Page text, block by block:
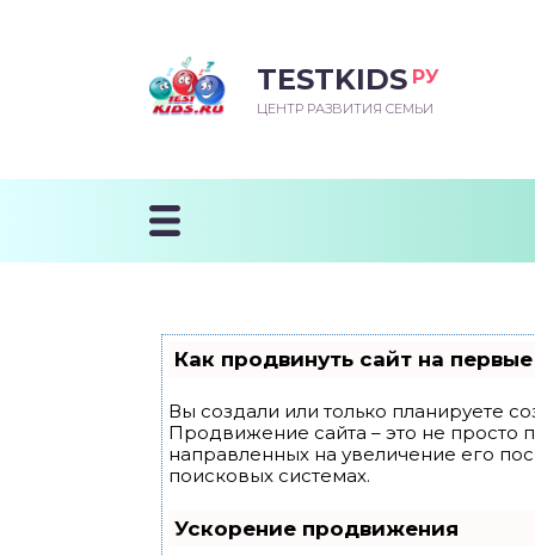
TESTKIDS РУ
ЦЕНТР РАЗВИТИЯ СЕМЬИ
Как продвинуть сайт на
Вы создали или только планируете
Продвижение сайта – это не просто
направленных на увеличение его
поисковых системах.
Ускорение продвижения
МЕСЯЦ
ПЕРВОГО
УЧИТСЯ
ПОСЛЕ ГОДА
К ШКОЛЕ
ДОШКОЛЬНИКА
ШКОЛА
ШКОЛЬНИКА
ШКОЛЬНИКА